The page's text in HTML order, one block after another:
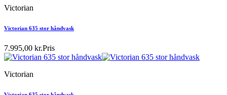
Victorian
Victorian 635 stor håndvask
7.995,00 kr.Pris
Victorian